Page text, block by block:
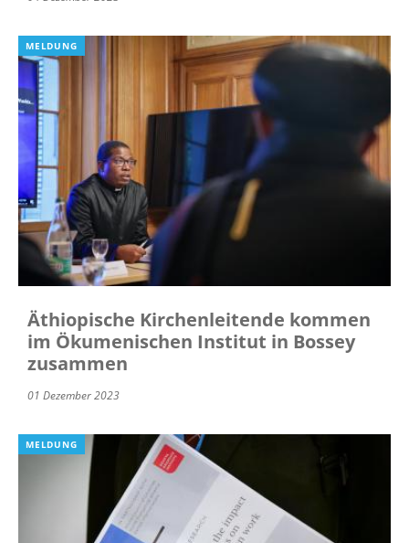
MELDUNG
Äthiopische Kirchenleitende kommen
im Ökumenischen Institut in Bossey
zusammen
01 Dezember 2023
MELDUNG